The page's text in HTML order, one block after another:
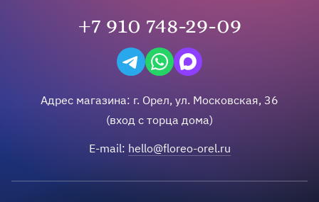
+7 910 748-29-09
Написать в Telegram
Написать на WhatsApp
Написать в Max
Адрес магазина: г. Орел, ул. Московская, 36
(вход с торца дома)
E-mail: hello@floreo-orel.ru